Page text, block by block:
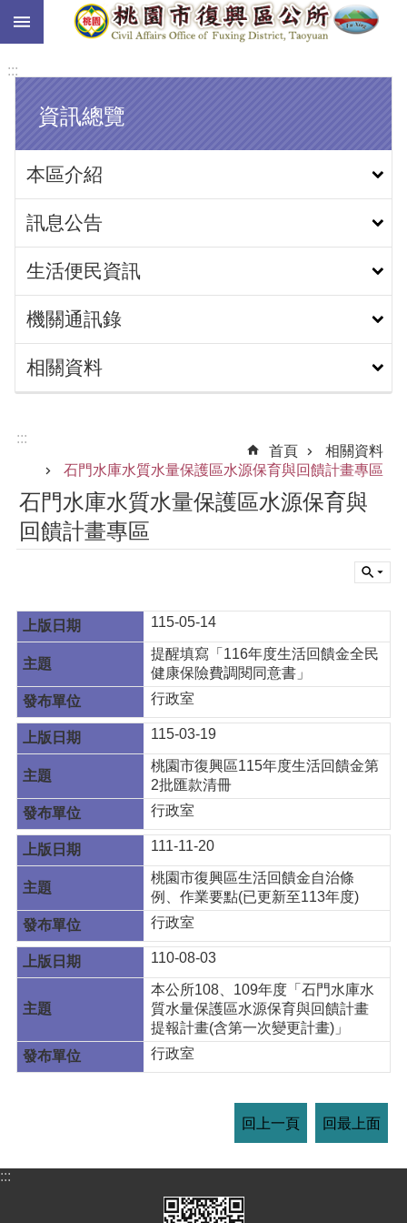
跳到主要內容區塊
:::
資訊總覽
本區介紹
訊息公告
生活便民資訊
機關通訊錄
相關資料
:::
首頁
相關資料
石門水庫水質水量保護區水源保育與回饋計畫專區
石門水庫水質水量保護區水源保育與
回饋計畫專區
115-05-14
提醒填寫「116年度生活回饋金全民
健康保險費調閱同意書」
行政室
115-03-19
桃園市復興區115年度生活回饋金第
2批匯款清冊
行政室
111-11-20
桃園市復興區生活回饋金自治條
例、作業要點(已更新至113年度)
行政室
110-08-03
本公所108、109年度「石門水庫水
質水量保護區水源保育與回饋計畫
提報計畫(含第一次變更計畫)」
行政室
回上一頁 回最上面
:::